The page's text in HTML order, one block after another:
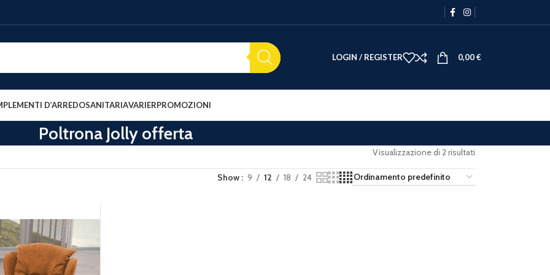
LOGIN / REGISTER 0,00€
D’ARREDOSANITARIAVARIERPROMOZIONI
Poltrona Jolly offerta
Visualizzazione di 2 risultati
Show 9 12 18 24